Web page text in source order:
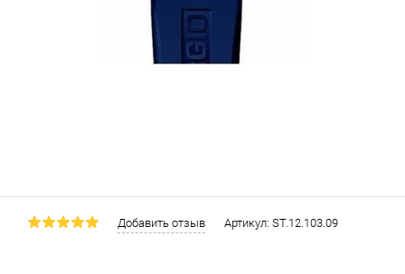
Добавить отзыв Артикул: ST.12.103.09